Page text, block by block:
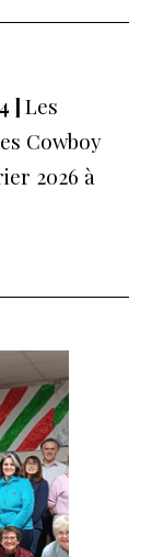
] Les
Cowboy
2026 à